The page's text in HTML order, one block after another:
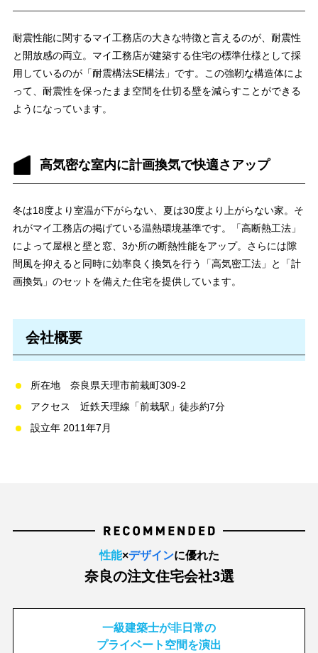
耐震性能に関するマイ工務店の大きな特徴と言えるのが、耐震性
と開放感の両立。マイ工務店が建築する住宅の標準仕様として採
用しているのが「耐震構法SE構法」です。この強靭な構造体によ
って、耐震性を保ったまま空間を仕切る壁を減らすことができる
ようになっています。
高気密な室内に計画換気で快適さアップ
冬は18度より室温が下がらない、夏は30度より上がらない家。そ
れがマイ工務店の掲げている温熱環境基準です。「高断熱工法」
によって屋根と壁と窓、3か所の断熱性能をアップ。さらには隙
間風を抑えると同時に効率良く換気を行う「高気密工法」と「計
画換気」のセットを備えた住宅を提供しています。
会社概要
所在地 奈良県天理市前栽町309-2
アクセス 近鉄天理線「前栽駅」徒歩約7分
設立年 2011年7月
性能×デザインに優れた
奈良の注文住宅会社3選
一級建築士が非日常の
プライベート空間を演出